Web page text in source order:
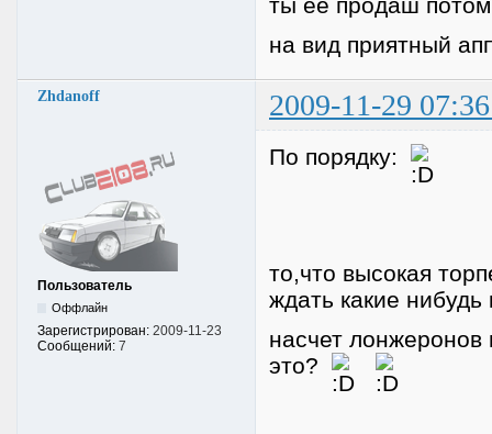
ты ее продаш
на вид приятный
Zhdanoff 2009-11-29
Пользователь
Оффлайн
Зарегистрирован: 2009-11-23
Сообщений: 7
По порядку:
то,что высокая
ждать какие
насчет лонжеронов
это?